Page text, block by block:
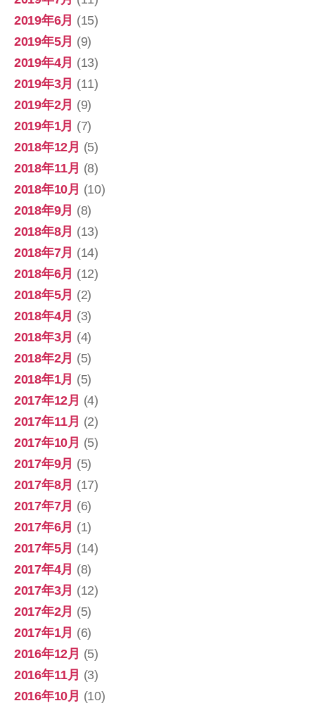
2019年6月 (15)
2019年5月 (9)
2019年4月 (13)
2019年3月 (11)
2019年2月 (9)
2019年1月 (7)
2018年12月 (5)
2018年11月 (8)
2018年10月 (10)
2018年9月 (8)
2018年8月 (13)
2018年7月 (14)
2018年6月 (12)
2018年5月 (2)
2018年4月 (3)
2018年3月 (4)
2018年2月 (5)
2018年1月 (5)
2017年12月 (4)
2017年11月 (2)
2017年10月 (5)
2017年9月 (5)
2017年8月 (17)
2017年7月 (6)
2017年6月 (1)
2017年5月 (14)
2017年4月 (8)
2017年3月 (12)
2017年2月 (5)
2017年1月 (6)
2016年12月 (5)
2016年11月 (3)
2016年10月 (10)